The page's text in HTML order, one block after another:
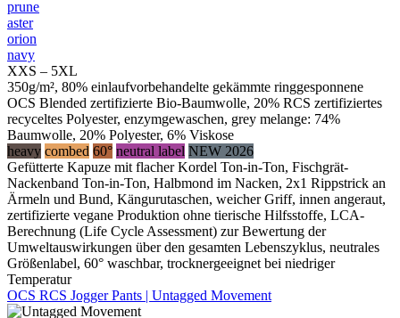
prune
aster
orion
navy
XXS – 5XL
350g/m², 80% einlaufvorbehandelte gekämmte ringgesponnene
OCS Blended zertifizierte Bio-Baumwolle, 20% RCS zertifiziertes
recyceltes Polyester, enzymgewaschen, grey melange: 74%
Baumwolle, 20% Polyester, 6% Viskose
heavy combed 60° neutral label NEW 2026
Gefütterte Kapuze mit flacher Kordel Ton-in-Ton, Fischgrät-
Nackenband Ton-in-Ton, Halbmond im Nacken, 2x1 Rippstrick an
Ärmeln und Bund, Kängurutaschen, weicher Griff, innen angeraut,
zertifizierte vegane Produktion ohne tierische Hilfsstoffe, LCA-
Berechnung (Life Cycle Assessment) zur Bewertung der
Umweltauswirkungen über den gesamten Lebenszyklus, neutrales
Größenlabel, 60° waschbar, trocknergeeignet bei niedriger
Temperatur
OCS RCS Jogger Pants | Untagged Movement